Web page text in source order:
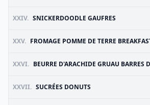
XXIV. SNICKERDOODLE GAUFRES
XXV. FROMAGE POMME DE TERRE
XXVI. BEURRE D'ARACHIDE GRUAU BARRES DE
XXVII. SUCRÉES DONUTS